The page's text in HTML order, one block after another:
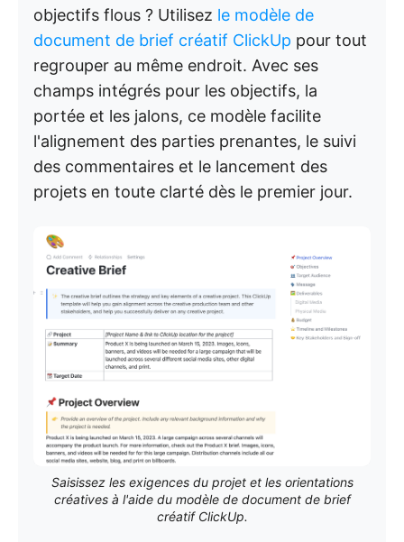
objectifs flous ? Utilisez le modèle de
document de brief créatif ClickUp pour tout
regrouper au même endroit. Avec ses
champs intégrés pour les objectifs, la
portée et les jalons, ce modèle facilite
l'alignement des parties prenantes, le suivi
des commentaires et le lancement des
projets en toute clarté dès le premier jour.
Saisissez les exigences du projet et les orientations
créatives à l'aide du modèle de document de brief
créatif ClickUp.